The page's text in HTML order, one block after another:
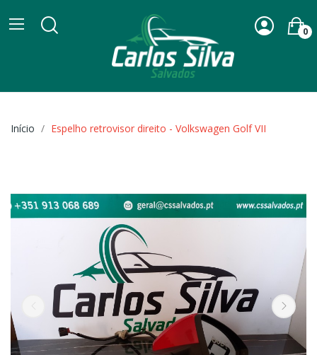
0
Início Espelho retrovisor direito - Volkswagen Golf VII